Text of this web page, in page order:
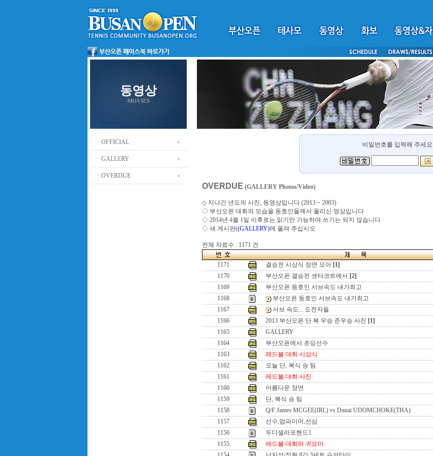
동영상
MOVIES
ㆍOFFICIAL
ㆍGALLERY
ㆍOVERDUE
비밀번호를 입력해 주세요.
OVERDUE (GALLERY Photos/Video)
◇ 지나간 년도의 사진, 동영상입니다 (2013 ~ 2003)
◇ 부산오픈 대회의 모습을 동호인들께서 올리신 영상입니다
◇ 2014년 4월 1일 이후로는 읽기만 가능하며 쓰기는 되지 않습니다
◇ 새 게시판((GALLERY)에 올려 주십시오
전체 자료수 : 1171 건
1171 결승전 시상식 장면 모아 [1]
1170
부산오픈 결승전 센타코트에서 [2]
1169
부산오픈 동호인 서브속도 내가최고
1168
부산오픈 동호인 서브속도 내가최고
1167
서브 속도... 도전자들
1166
2013 부산오픈 단.복 우승 준우승 사진 [1]
1165
GALLERY
1164
부산오픈에서 초딩선수
1163
레드볼 대회 시상식
1162
오늘 단, 복식 승 팀
1161
레드볼 대회 사진
1160
아름다운 장면
1159
단, 복식 승 팀
1158
Q/F James MCGEE(IRL) vs Dnnai UDOMCHOKE(THA)
1157
선수,엄파이어,선심
1156
두디셀라포핸드1
1155
레드볼 대회와 귀요미